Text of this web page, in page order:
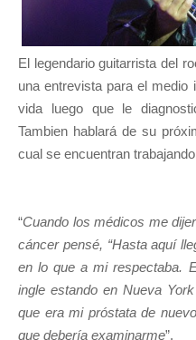
El legendario guitarrista del
una entrevista para el medio
vida luego que le
Tambien hablará de su
cual se encuentran
“Cuando los médicos me
cáncer pensé, “Hasta aquí
en lo que a mi respectaba.
ingle estando en Nueva
que era mi próstata de
que debería examinarme”.